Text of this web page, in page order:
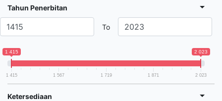
Tahun Penerbitan
To
1 415 2 023
1 415 1 567 1 719 1 871 2 023
Ketersediaan